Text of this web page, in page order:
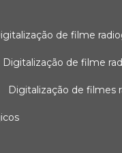
digitalização de filme
digitalização de filme
digitalização de filmes